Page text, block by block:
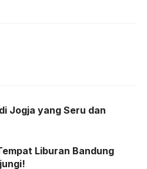
Jogja yang Seru dan
Liburan Bandung